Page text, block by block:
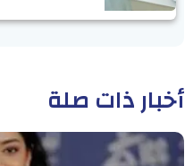
أخبار ذات صلة